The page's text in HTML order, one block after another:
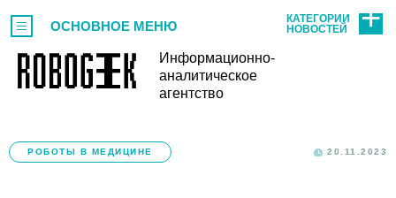
Информационно-
аналитическое
агентство
ОСНОВНОЕ МЕНЮ
КАТЕГОРИИ
НОВОСТЕЙ
РОБОТЫ В МЕДИЦИНЕ 20.11.2023